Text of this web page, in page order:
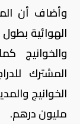
وأضاف أن
والخوانيج
المشترك
مليون درهم.